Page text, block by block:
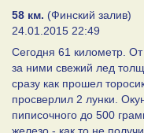
58 км. (Финский залив)
24.01.2015 22:49
Сегодня 61 километр.
за ними свежий лед
сразу как прошел
просверлил 2 лунки.
пиписочного до 500
железо - как то не